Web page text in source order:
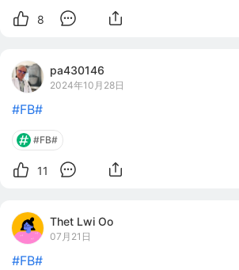
8
pa430146
2024年10月28日
#FB#
#FB#
11
Thet Lwi Oo
07月21日
#FB#